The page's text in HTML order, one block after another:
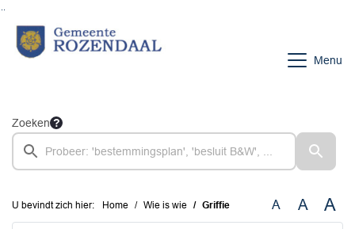
Menu
Zoeken
U bevindt zich hier: Home Wie is wie Griffie A A A